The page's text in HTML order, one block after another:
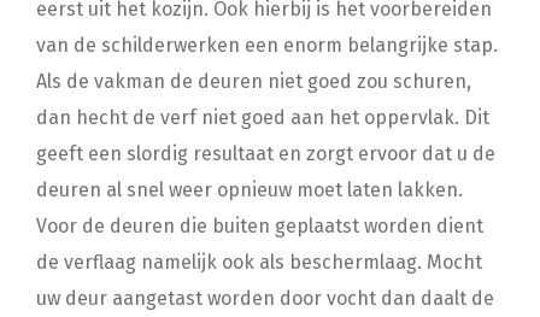
eerst uit het kozijn. Ook hierbij is het voorbereiden
van de schilderwerken een enorm belangrijke stap.
Als de vakman de deuren niet goed zou schuren,
dan hecht de verf niet goed aan het oppervlak. Dit
geeft een slordig resultaat en zorgt ervoor dat u de
deuren al snel weer opnieuw moet laten lakken.
Voor de deuren die buiten geplaatst worden dient
de verflaag namelijk ook als beschermlaag. Mocht
uw deur aangetast worden door vocht dan daalt de